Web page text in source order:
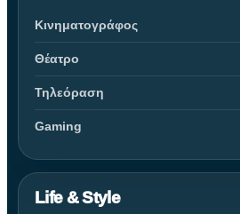
Κινηματογράφος
Θέατρο
Τηλεόραση
Gaming
Life & Style